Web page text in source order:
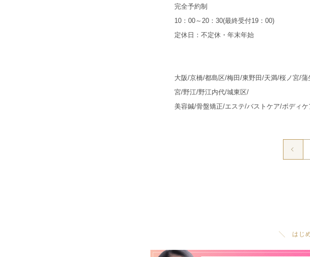
完全予約制
10：00～20：30(最終受付19：00)
定休日：不定休・年末年始
大阪/京橋/都島区/梅田/東野田/天満/桜ノ宮/
宮/野江/野江内代/城東区/
美容鍼/骨盤矯正/エステ/バストケア/ボディ
╲ はじめ